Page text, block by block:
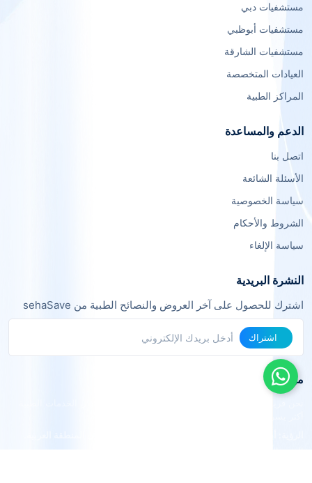
مستشفيات دبي
مستشفيات أبوظبي
مستشفيات الشارقة
العيادات المتخصصة
المراكز الطبية
الدعم والمساعدة
اتصل بنا
الأسئلة الشائعة
سياسة الخصوصية
الشروط والأحكام
سياسة الإلغاء
النشرة البريدية
اشترك للحصول على آخر العروض والنصائح الطبية من sehaSave
اشتراك
من نحن